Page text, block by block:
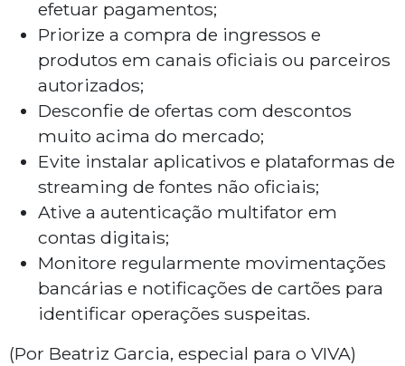
efetuar pagamentos;
Priorize a compra de ingressos e
produtos em canais oficiais ou parceiros
autorizados;
Desconfie de ofertas com descontos
muito acima do mercado;
Evite instalar aplicativos e plataformas de
streaming de fontes não oficiais;
Ative a autenticação multifator em
contas digitais;
Monitore regularmente movimentações
bancárias e notificações de cartões para
identificar operações suspeitas.
(Por Beatriz Garcia, especial para o VIVA)